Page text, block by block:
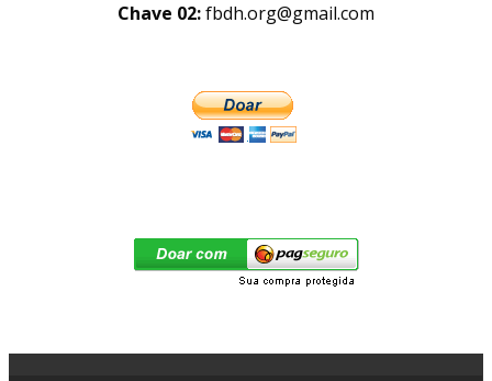
Chave 02:fbdh.org@gmail.com